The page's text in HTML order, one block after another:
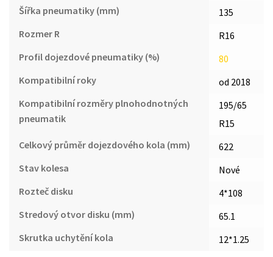
Šířka pneumatiky (mm)
135
Rozmer R
R16
Profil dojezdové pneumatiky (%)
80
Kompatibilní roky
od 2018
Kompatibilní rozměry plnohodnotných
pneumatik
195/65
R15
Celkový průměr dojezdového kola (mm)
622
Stav kolesa
Nové
Rozteč disku
4*108
Stredový otvor disku (mm)
65.1
Skrutka uchytění kola
12*1.25